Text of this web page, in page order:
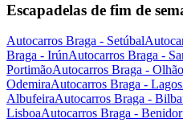
Escapadelas de fim de
Autocarros Braga - Setúbal
Braga - IrúnAutocarros Braga -
PortimãoAutocarros Braga - Olhão
OdemiraAutocarros Braga - Lagos
AlbufeiraAutocarros Braga -
LisboaAutocarros Braga -